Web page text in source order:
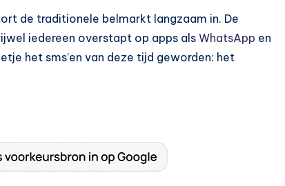
de traditionele belmarkt langzaam in. De
iedereen overstapt op apps als WhatsApp en
het sms’en van deze tijd geworden: het